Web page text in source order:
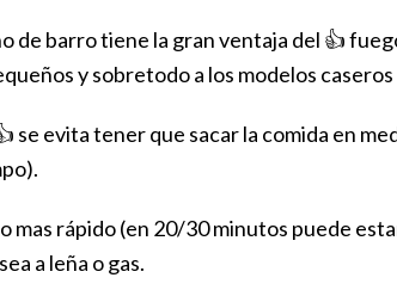
de barro tiene la gran ventaja del 👍
y sobretodo a los modelos
se evita tener que sacar la comida en
mas rápido (en 20/30 minutos puede
a leña o gas.